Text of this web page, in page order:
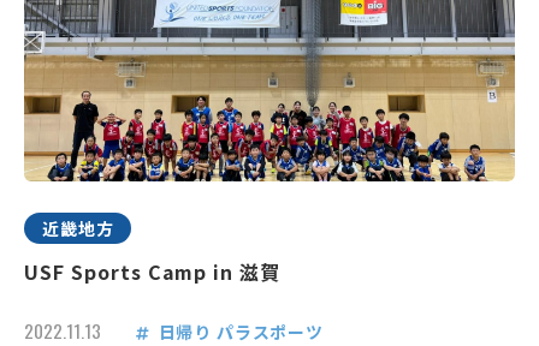
近畿地方
USF Sports Camp in 滋賀
2022.11.13 日帰り パラスポーツ